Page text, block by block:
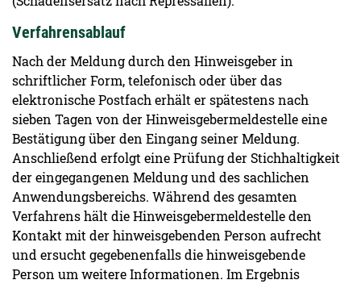
Verfahrensablauf
Nach der Meldung durch den Hinweisgeber in
schriftlicher Form, telefonisch oder über das
elektronische Postfach erhält er spätestens nach
sieben Tagen von der Hinweisgebermeldestelle eine
Bestätigung über den Eingang seiner Meldung.
Anschließend erfolgt eine Prüfung der Stichhaltigkeit
der eingegangenen Meldung und des sachlichen
Anwendungsbereichs. Während des gesamten
Verfahrens hält die Hinweisgebermeldestelle den
Kontakt mit der hinweisgebenden Person aufrecht
und ersucht gegebenenfalls die hinweisgebende
Person um weitere Informationen. Im Ergebnis